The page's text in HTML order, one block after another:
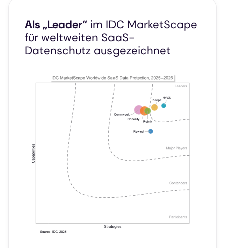
Als „Leader“ im IDC MarketScape
für weltweiten SaaS-
Datenschutz ausgezeichnet